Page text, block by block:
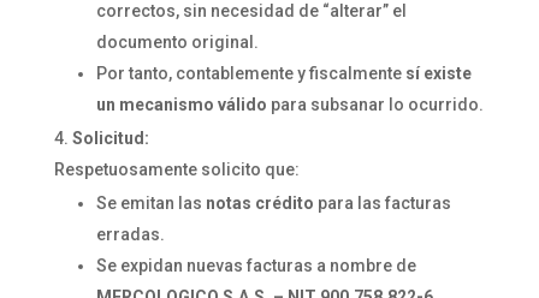
correctos, sin necesidad de “alterar” el
documento original.
Por tanto, contablemente y fiscalmente sí existe
un mecanismo válido para subsanar lo ocurrido.
Solicitud:
Respetuosamente solicito que:
Se emitan las notas crédito para las facturas
erradas.
Se expidan nuevas facturas a nombre de